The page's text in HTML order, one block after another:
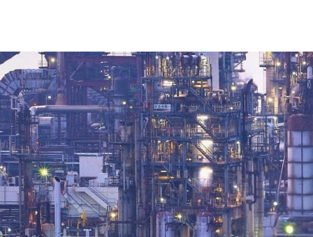
UNGLEICHHEIT UND
MACHT
EUROPA